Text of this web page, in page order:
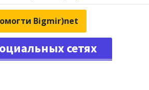
Bigmir)net
сетях